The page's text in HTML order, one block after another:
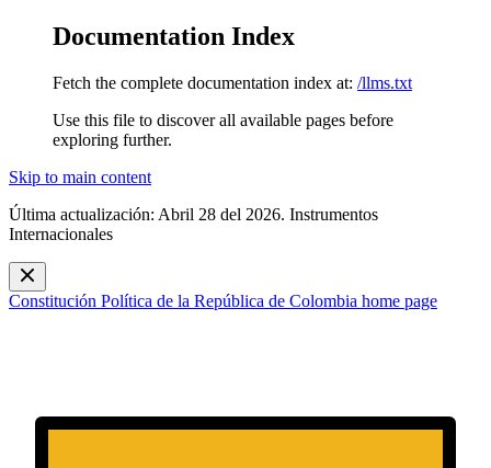
Documentation Index
Fetch the complete documentation index at: /llms.txt
Use this file to discover all available pages before
exploring further.
Skip to main content
Última actualización: Abril 28 del 2026. Instrumentos
Internacionales
Constitución Política de la República de Colombia home page